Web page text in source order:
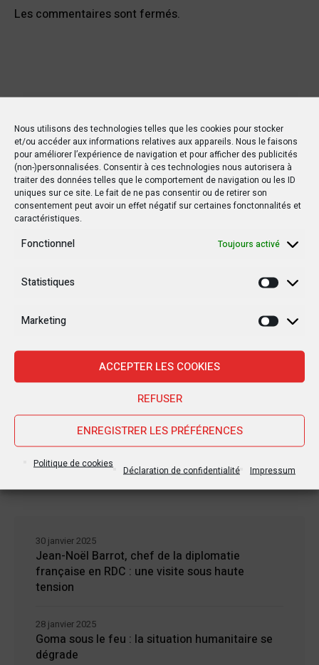
Nous utilisons des technologies telles que les cookies pour stocker
et/ou accéder aux informations relatives aux appareils. Nous le faisons
pour améliorer l’expérience de navigation et pour afficher des publicités
(non-)personnalisées. Consentir à ces technologies nous autorisera à
traiter des données telles que le comportement de navigation ou les ID
uniques sur ce site. Le fait de ne pas consentir ou de retirer son
consentement peut avoir un effet négatif sur certaines fonctonnalités et
caractéristiques.
Fonctionnel Toujours activé
Statistiques
Marketing
ACCEPTER LES COOKIES
REFUSER
ENREGISTRER LES PRÉFÉRENCES
Politique de cookies
Déclaration de confidentialité Impressum
Les commentaires sont fermés.
Nouvelles Récentes
Jean-Noël Barrot, chef de la diplomatie
française en RDC : une visite sous haute
tension
30 janvier 2025
Goma sous le feu : la situation humanitaire se
dégrade
28 janvier 2025